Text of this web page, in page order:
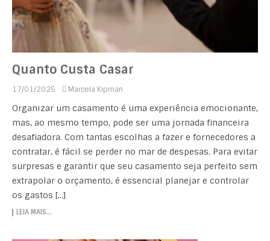
Quanto Custa Casar
17/01/2025 Marcela Kipman
Organizar um casamento é uma experiência emocionante,
mas, ao mesmo tempo, pode ser uma jornada financeira
desafiadora. Com tantas escolhas a fazer e fornecedores a
contratar, é fácil se perder no mar de despesas. Para evitar
surpresas e garantir que seu casamento seja perfeito sem
extrapolar o orçamento, é essencial planejar e controlar
os gastos […]
LEIA MAIS…